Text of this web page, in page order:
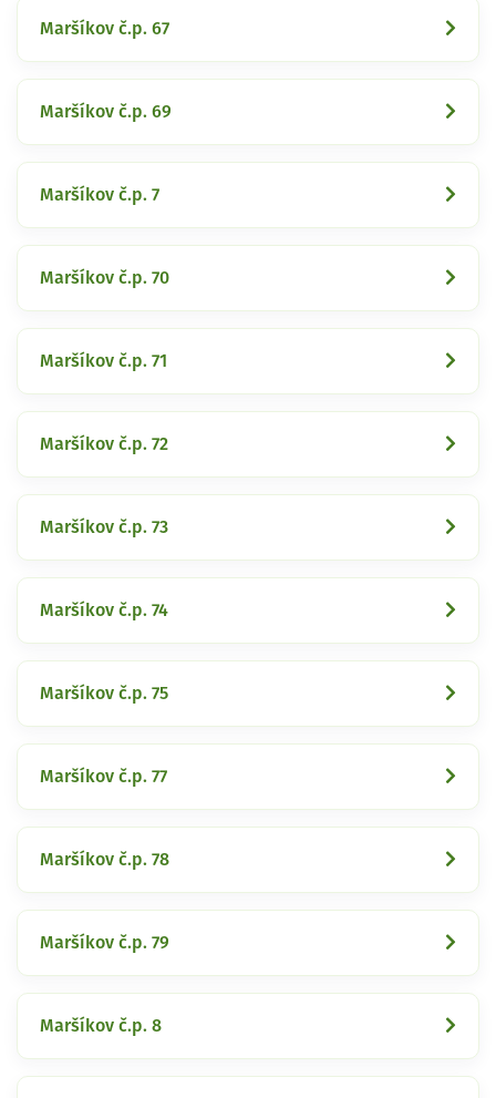
Maršíkov č.p. 67
Maršíkov č.p. 69
Maršíkov č.p. 7
Maršíkov č.p. 70
Maršíkov č.p. 71
Maršíkov č.p. 72
Maršíkov č.p. 73
Maršíkov č.p. 74
Maršíkov č.p. 75
Maršíkov č.p. 77
Maršíkov č.p. 78
Maršíkov č.p. 79
Maršíkov č.p. 8